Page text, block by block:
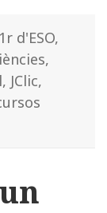
Categories
1r d'ESO,
,
, JClic,